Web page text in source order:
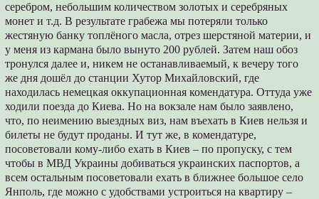
серебром, небольшим количеством золотых и серебряных
монет и т.д. В результате грабежа мы потеряли только
жестяную банку топлёного масла, отрез шерстяной материи, и
у меня из кармана было вынуто 200 рублей. Затем наш обоз
тронулся далее и, никем не останавливаемый, к вечеру того
же дня дошёл до станции Хутор Михайловский, где
находилась немецкая оккупационная комендатура. Оттуда уже
ходили поезда до Киева. Но на вокзале нам было заявлено,
что, по неимению выездных виз, нам въехать в Киев нельзя и
билеты не будут проданы. И тут же, в комендатуре,
посоветовали кому-либо ехать в Киев – по пропуску, с тем
чтобы в МВД Украины добиваться украинских паспортов, а
всем остальным посоветовали ехать в ближнее большое село
Янполь, где можно с удобствами устроиться на квартиру –